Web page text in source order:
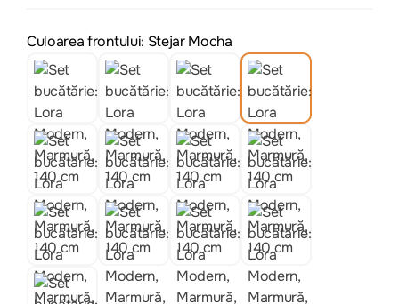
Culoarea frontului: Stejar Mocha